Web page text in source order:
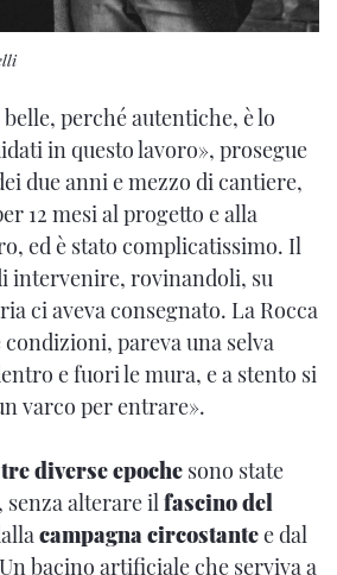
perché autentiche, è lo
in questo lavoro», prosegue
due anni e mezzo di cantiere,
12 mesi al progetto e alla
ed è stato complicatissimo. Il
intervenire, rovinandoli, su
ci aveva consegnato. La Rocca
pareva una selva
e fuori le mura, e a stento si
varco per entrare».
diverse epoche sono state
alterare il fascino del
campagna circostantee dal
bacino artificiale che serviva a